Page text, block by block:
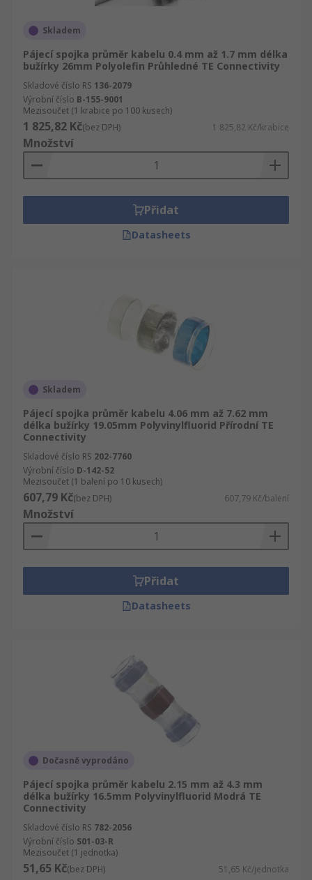
Skladem
Pájecí spojka průměr kabelu 0.4 mm až 1.7 mm délka
bužírky 26mm Polyolefin Průhledné TE Connectivity
Skladové číslo RS 136-2079
Výrobní číslo B-155-9001
Mezisoučet (1 krabice po 100 kusech)
1 825,82 Kč(bez DPH) 1 825,82 Kč/krabice
Množství
Přidat
Datasheets
Skladem
Pájecí spojka průměr kabelu 4.06 mm až 7.62 mm
délka bužírky 19.05mm Polyvinylfluorid Přírodní TE
Connectivity
Skladové číslo RS 202-7760
Výrobní číslo D-142-52
Mezisoučet (1 balení po 10 kusech)
607,79 Kč(bez DPH) 607,79 Kč/balení
Množství
Přidat
Datasheets
Dočasně vyprodáno
Pájecí spojka průměr kabelu 2.15 mm až 4.3 mm
délka bužírky 16.5mm Polyvinylfluorid Modrá TE
Connectivity
Skladové číslo RS 782-2056
Výrobní číslo S01-03-R
Mezisoučet (1 jednotka)
51,65 Kč(bez DPH) 51,65 Kč/jednotka